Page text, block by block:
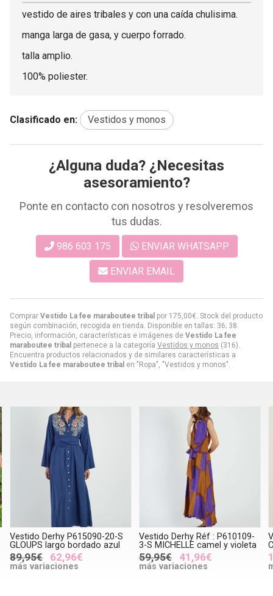
Comprar Vestido La fee maraboutee tribal por 175,00€. Stock del producto
según combinación, recogida en tienda. Disponible en tallas: 36; 38.
Precio, información, características e imágenes de Vestido La fee
maraboutee tribal pertenece a la categoría Vestidos y monos (316).
Encuentra productos relacionados y de similares características a
Vestido La fee maraboutee tribal en "Ropa", "Vestidos y monos".
vestido de aires tribales y con una caída chulisima.
manga larga de gasa, y cuerpo forrado.
talla amplio.
100% poliester.
Clasificado en: Vestidos y monos
¿Alguna duda? ¿Necesitas
asesoramiento?
Ponte en contacto con nosotros y resolveremos
tus dudas.
986 603 175 ENVIAR WHATSAPP
ENVIAR EMAIL
Vestido Derhy P615090-20-S
GLOUPS largo bordado azul
89,95€ 62,96€
más variaciones
Vestido Derhy Réf : P610109-
3-S MICHELLE camel y violeta
59,95€ 41,96€
más variaciones